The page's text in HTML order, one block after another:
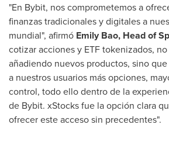
"En Bybit, nos comprometemos a
finanzas tradicionales y digitales a
mundial", afirmó Emily Bao, Head of
cotizar acciones y ETF tokenizados,
añadiendo nuevos productos, sino
a nuestros usuarios más opciones,
control, todo ello dentro de la
de Bybit. xStocks fue la opción clara
ofrecer este acceso sin precedentes".